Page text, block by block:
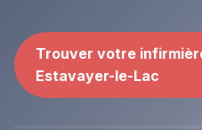
Trouver votre
Estavayer-le-Lac